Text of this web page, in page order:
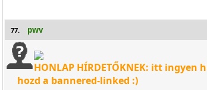
77. pwv
HONLAP HÍRDETŐKNEK: itt
hozd a bannered-linked :)